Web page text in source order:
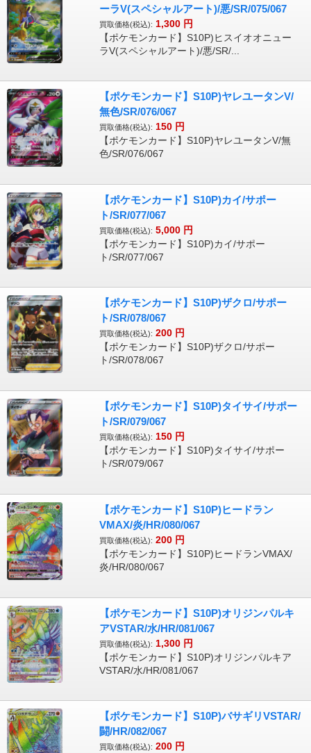
ーラV(スペシャルアート)/悪/SR/075/067
買取価格(税込): 1,300 円
【ポケモンカード】S10P)ヒスイオオニュー
ラV(スペシャルアート)/悪/SR/...
【ポケモンカード】S10P)ヤレユータンV/
無色/SR/076/067
買取価格(税込): 150 円
【ポケモンカード】S10P)ヤレユータンV/無
色/SR/076/067
【ポケモンカード】S10P)カイ/サポー
ト/SR/077/067
買取価格(税込): 5,000 円
【ポケモンカード】S10P)カイ/サポー
ト/SR/077/067
【ポケモンカード】S10P)ザクロ/サポー
ト/SR/078/067
買取価格(税込): 200 円
【ポケモンカード】S10P)ザクロ/サポー
ト/SR/078/067
【ポケモンカード】S10P)タイサイ/サポー
ト/SR/079/067
買取価格(税込): 150 円
【ポケモンカード】S10P)タイサイ/サポー
ト/SR/079/067
【ポケモンカード】S10P)ヒードラン
VMAX/炎/HR/080/067
買取価格(税込): 200 円
【ポケモンカード】S10P)ヒードランVMAX/
炎/HR/080/067
【ポケモンカード】S10P)オリジンパルキ
アVSTAR/水/HR/081/067
買取価格(税込): 1,300 円
【ポケモンカード】S10P)オリジンパルキア
VSTAR/水/HR/081/067
【ポケモンカード】S10P)バサギリVSTAR/
闘/HR/082/067
買取価格(税込): 200 円